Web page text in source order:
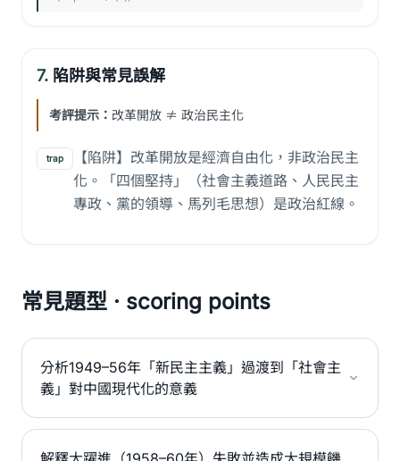
7. 陷阱與常見誤解
考評提示： 改革開放 ≠ 政治民主化
trap
【陷阱】改革開放是經濟自由化，非政治民主
化。「四個堅持」（社會主義道路、人民民主
專政、黨的領導、馬列毛思想）是政治紅線。
常見題型 · scoring points
分析1949–56年「新民主主義」過渡到「社會主
義」對中國現代化的意義